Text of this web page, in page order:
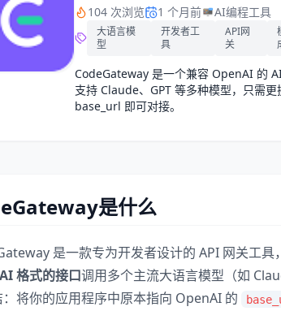
104 次浏览 1 个月前 AI编程工具
大语言模
型
开发者工
具
API网
关
CodeGateway 是一个兼容 OpenAI 的 AI
支持 Claude、GPT 等多种模型，只需更
base_url 即可对接。
是什么
是一款专为开发者设计的 API 网关工具
格式的接口调用多个主流大语言模型（如
将你的应用程序中原本指向 OpenAI 的